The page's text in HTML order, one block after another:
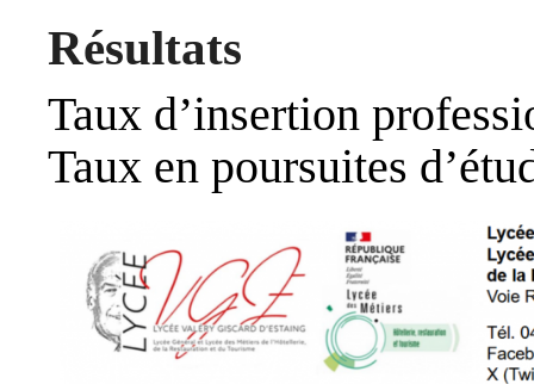
Résultats
Taux d’insertion
Taux en poursuites